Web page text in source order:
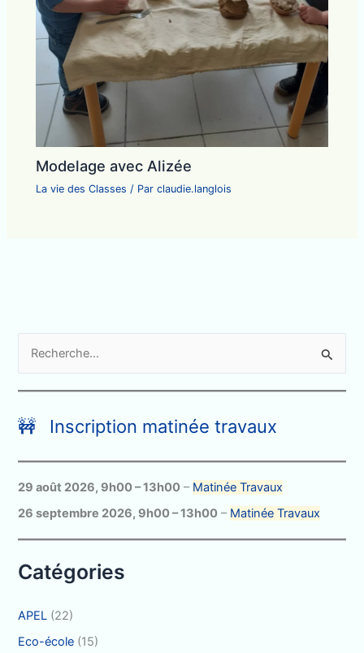
Modelage avec Alizée
La vie des Classes / Parclaudie.langlois
c
h
e
r
c
h
🚧 Inscription matinée travaux
29 août 2026, 9h00–13h00 – Matinée Travaux
26 septembre 2026, 9h00–13h00 – Matinée Travaux
Catégories
APEL (22)
Eco-école (15)